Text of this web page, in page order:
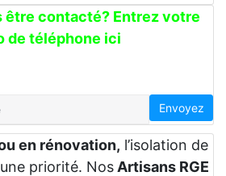
être contacté? Entrez votre
de téléphone ici
Envoyez
en rénovation, l’isolation de
priorité. Nos Artisans RGE